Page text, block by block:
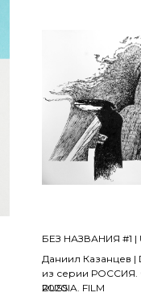
БЕЗ НАЗВАНИЯ #1 |
Даниил Казанцев |
из серии РОССИЯ.
RUSSIA. FILM
2020